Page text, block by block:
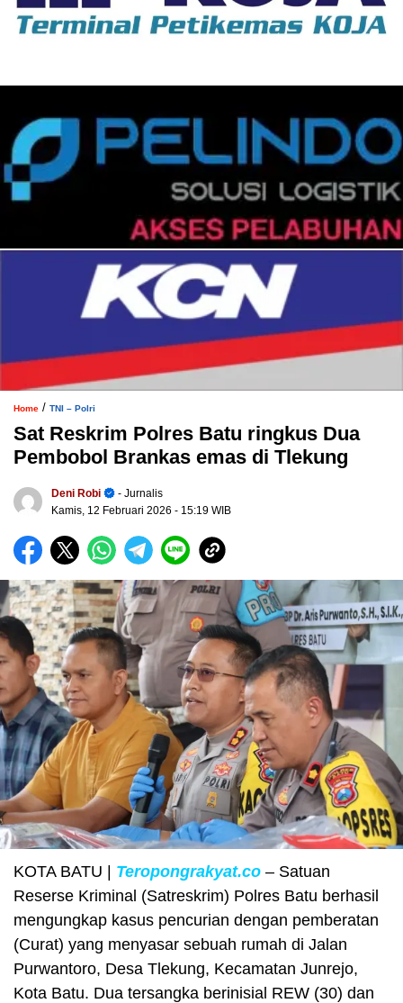
Home / TNI – Polri
Sat Reskrim Polres Batu ringkus Dua
Pembobol Brankas emas di Tlekung
Deni Robi
- Jurnalis
Kamis, 12 Februari 2026 - 15:19 WIB
KOTA BATU | Teropongrakyat.co – Satuan
Reserse Kriminal (Satreskrim) Polres Batu berhasil
mengungkap kasus pencurian dengan pemberatan
(Curat) yang menyasar sebuah rumah di Jalan
Purwantoro, Desa Tlekung, Kecamatan Junrejo,
Kota Batu. Dua tersangka berinisial REW (30) dan